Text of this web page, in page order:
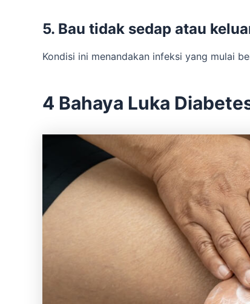
5. Bau tidak sedap atau
Kondisi ini menandakan infeksi yang mulai
4 Bahaya Luka